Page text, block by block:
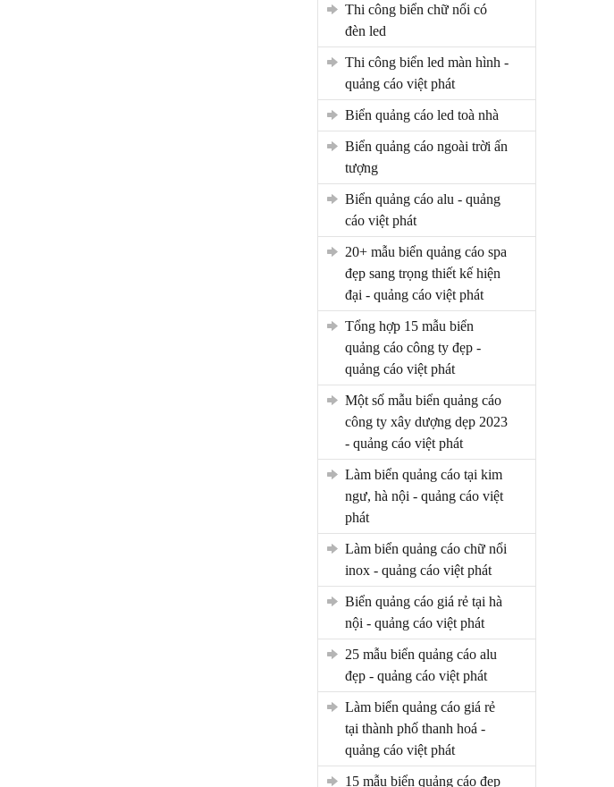
thi công biển chữ nổi có
đèn led
thi công biển led màn hình -
quảng cáo việt phát
biển quảng cáo led toà nhà
biển quảng cáo ngoài trời ấn
tượng
biển quảng cáo alu - quảng
cáo việt phát
20+ mẫu biển quảng cáo spa
đẹp sang trọng thiết kế hiện
đại - quảng cáo việt phát
tổng hợp 15 mẫu biển
quảng cáo công ty đẹp -
quảng cáo việt phát
một số mẫu biển quảng cáo
công ty xây dượng dẹp 2023
- quảng cáo việt phát
làm biển quảng cáo tại kim
ngư, hà nội - quảng cáo việt
phát
làm biển quảng cáo chữ nổi
inox - quảng cáo việt phát
biển quảng cáo giá rẻ tại hà
nội - quảng cáo việt phát
25 mẫu biển quảng cáo alu
đẹp - quảng cáo việt phát
làm biển quảng cáo giá rẻ
tại thành phố thanh hoá -
quảng cáo việt phát
15 mẫu biển quảng cáo đẹp